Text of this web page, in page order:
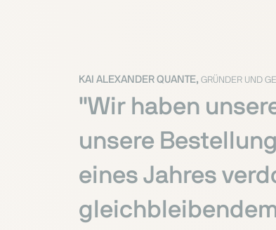
KAI ALEXANDER QUANTE, GRÜNDER UND
"Wir haben
unsere
eines Jahres